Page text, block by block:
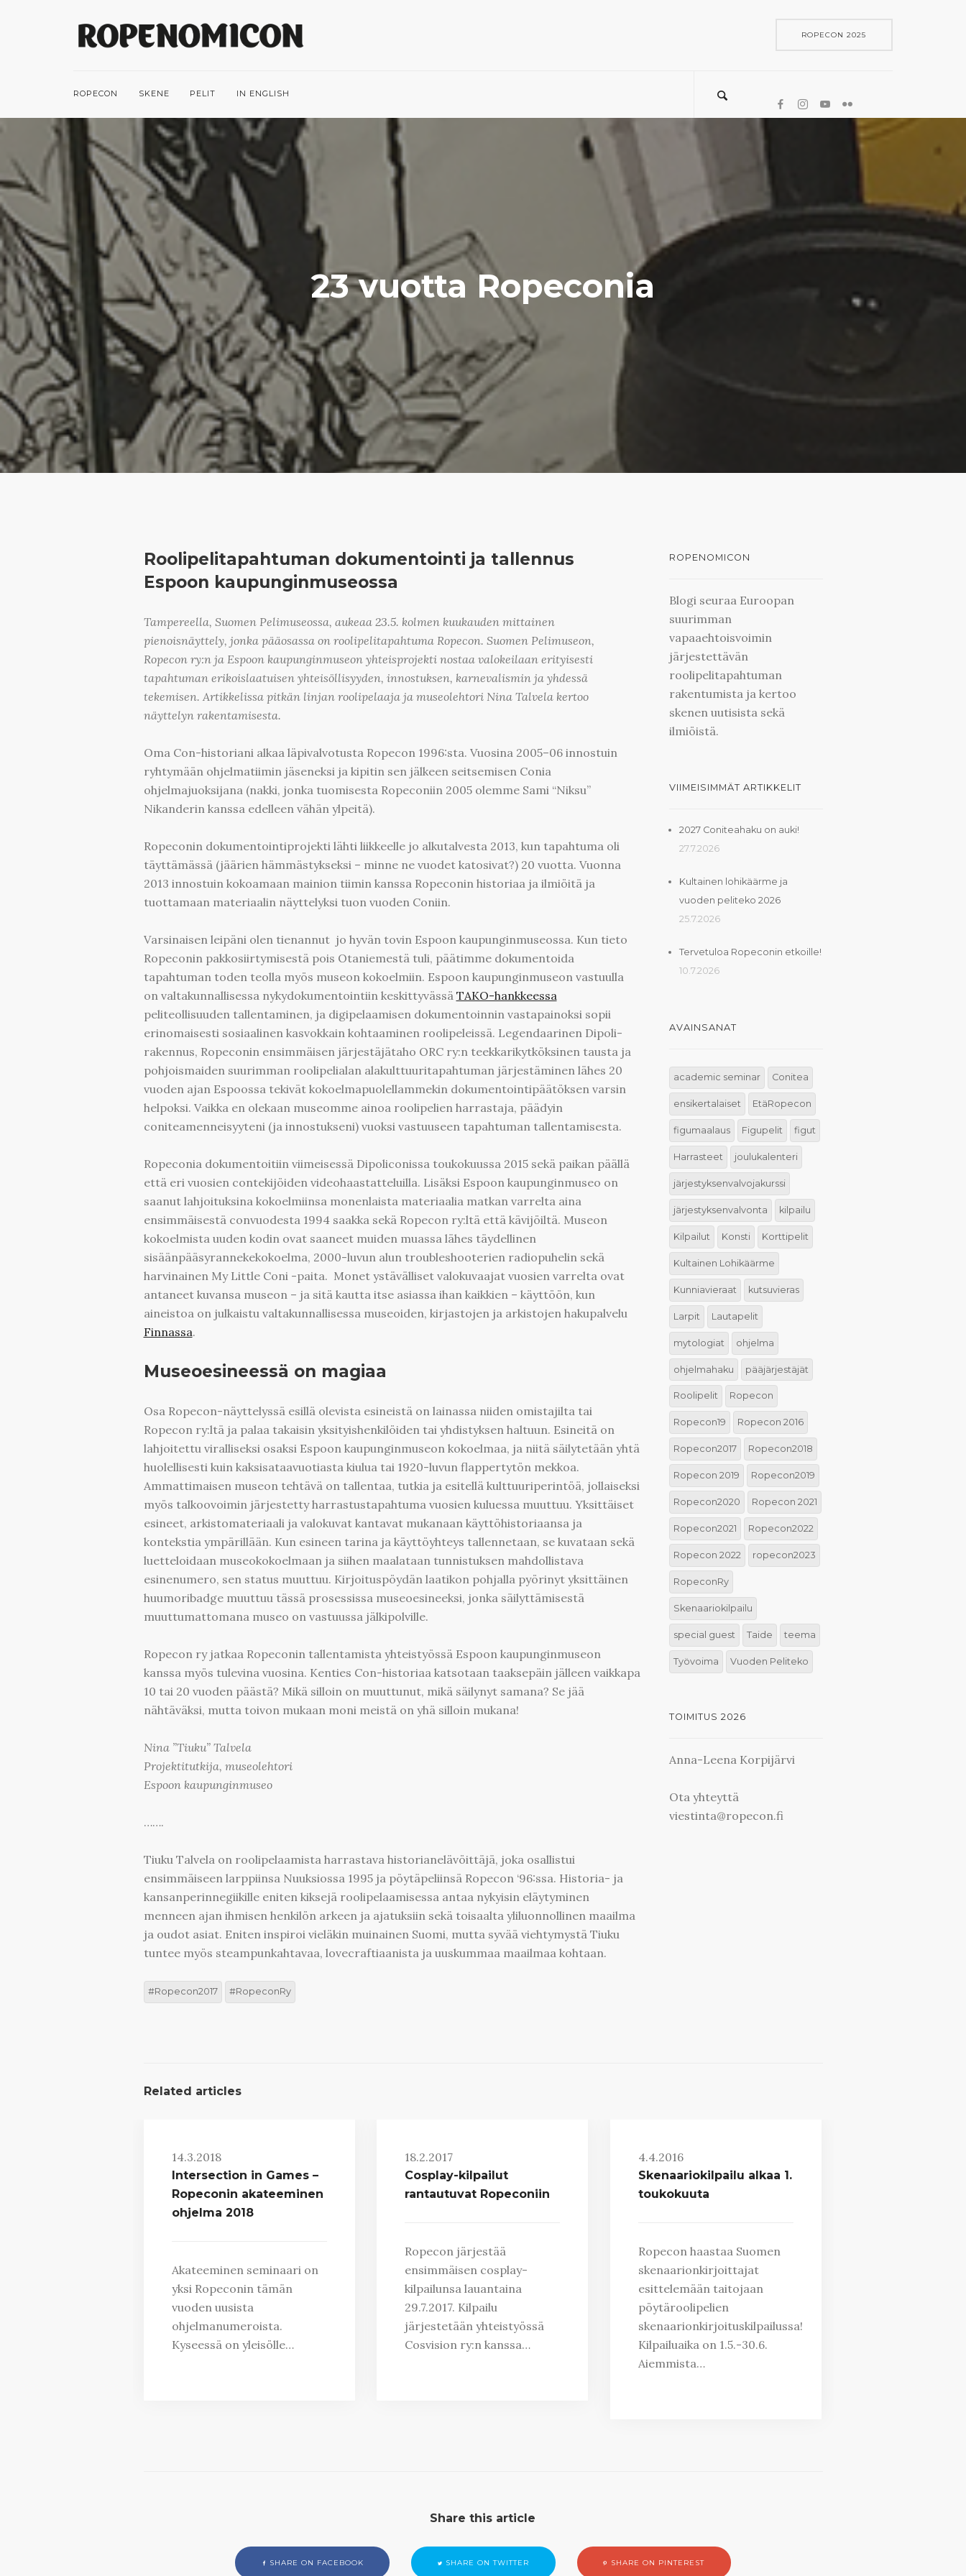
ROPECON 2025
ROPECON SKENE PELIT IN ENGLISH
23 vuotta Ropeconia
Roolipelitapahtuman dokumentointi ja tallennus
Espoon kaupunginmuseossa
Tampereella, Suomen Pelimuseossa, aukeaa 23.5. kolmen kuukauden mittainen
pienoisnäyttely, jonka pääosassa on roolipelitapahtuma Ropecon. Suomen Pelimuseon,
Ropecon ry:n ja Espoon kaupunginmuseon yhteisprojekti nostaa valokeilaan erityisesti
tapahtuman erikoislaatuisen yhteisöllisyyden, innostuksen, karnevalismin ja yhdessä
tekemisen. Artikkelissa pitkän linjan roolipelaaja ja museolehtori Nina Talvela kertoo
näyttelyn rakentamisesta.
Oma Con-historiani alkaa läpivalvotusta Ropecon 1996:sta. Vuosina 2005–06 innostuin
ryhtymään ohjelmatiimin jäseneksi ja kipitin sen jälkeen seitsemisen Conia
ohjelmajuoksijana (nakki, jonka tuomisesta Ropeconiin 2005 olemme Sami “Niksu”
Nikanderin kanssa edelleen vähän ylpeitä).
Ropeconin dokumentointiprojekti lähti liikkeelle jo alkutalvesta 2013, kun tapahtuma oli
täyttämässä (jäärien hämmästykseksi – minne ne vuodet katosivat?) 20 vuotta. Vuonna
2013 innostuin kokoamaan mainion tiimin kanssa Ropeconin historiaa ja ilmiöitä ja
tuottamaan materiaalin näyttelyksi tuon vuoden Coniin.
Varsinaisen leipäni olen tienannut jo hyvän tovin Espoon kaupunginmuseossa. Kun tieto
Ropeconin pakkosiirtymisestä pois Otaniemestä tuli, päätimme dokumentoida
tapahtuman toden teolla myös museon kokoelmiin. Espoon kaupunginmuseon vastuulla
on valtakunnallisessa nykydokumentointiin keskittyvässä TAKO-hankkeessa
peliteollisuuden tallentaminen, ja digipelaamisen dokumentoinnin vastapainoksi sopii
erinomaisesti sosiaalinen kasvokkain kohtaaminen roolipeleissä. Legendaarinen Dipoli-
rakennus, Ropeconin ensimmäisen järjestäjätaho ORC ry:n teekkarikytköksinen tausta ja
pohjoismaiden suurimman roolipelialan alakulttuuritapahtuman järjestäminen lähes 20
vuoden ajan Espoossa tekivät kokoelmapuolellammekin dokumentointipäätöksen varsin
helpoksi. Vaikka en olekaan museomme ainoa roolipelien harrastaja, päädyin
coniteamenneisyyteni (ja innostukseni) vuoksi vastuuseen tapahtuman tallentamisesta.
Ropeconia dokumentoitiin viimeisessä Dipoliconissa toukokuussa 2015 sekä paikan päällä
että eri vuosien contekijöiden videohaastatteluilla. Lisäksi Espoon kaupunginmuseo on
saanut lahjoituksina kokoelmiinsa monenlaista materiaalia matkan varrelta aina
ensimmäisestä convuodesta 1994 saakka sekä Ropecon ry:ltä että kävijöiltä. Museon
kokoelmista uuden kodin ovat saaneet muiden muassa lähes täydellinen
sisäänpääsyrannekekokoelma, 2000-luvun alun troubleshooterien radiopuhelin sekä
harvinainen My Little Coni -paita. Monet ystävälliset valokuvaajat vuosien varrelta ovat
antaneet kuvansa museon – ja sitä kautta itse asiassa ihan kaikkien – käyttöön, kun
aineistoa on julkaistu valtakunnallisessa museoiden, kirjastojen ja arkistojen hakupalvelu
Finnassa.
Museoesineessä on magiaa
Osa Ropecon-näyttelyssä esillä olevista esineistä on lainassa niiden omistajilta tai
Ropecon ry:ltä ja palaa takaisin yksityishenkilöiden tai yhdistyksen haltuun. Esineitä on
lahjoitettu viralliseksi osaksi Espoon kaupunginmuseon kokoelmaa, ja niitä säilytetään yhtä
huolellisesti kuin kaksisataavuotiasta kiulua tai 1920-luvun flappertytön mekkoa.
Ammattimaisen museon tehtävä on tallentaa, tutkia ja esitellä kulttuuriperintöä, jollaiseksi
myös talkoovoimin järjestetty harrastustapahtuma vuosien kuluessa muuttuu. Yksittäiset
esineet, arkistomateriaali ja valokuvat kantavat mukanaan käyttöhistoriaansa ja
kontekstia ympärillään. Kun esineen tarina ja käyttöyhteys tallennetaan, se kuvataan sekä
luetteloidaan museokokoelmaan ja siihen maalataan tunnistuksen mahdollistava
esinenumero, sen status muuttuu. Kirjoituspöydän laatikon pohjalla pyörinyt yksittäinen
huumoribadge muuttuu tässä prosessissa museoesineeksi, jonka säilyttämisestä
muuttumattomana museo on vastuussa jälkipolville.
Ropecon ry jatkaa Ropeconin tallentamista yhteistyössä Espoon kaupunginmuseon
kanssa myös tulevina vuosina. Kenties Con-historiaa katsotaan taaksepäin jälleen vaikkapa
10 tai 20 vuoden päästä? Mikä silloin on muuttunut, mikä säilynyt samana? Se jää
nähtäväksi, mutta toivon mukaan moni meistä on yhä silloin mukana!
Nina ”Tiuku” Talvela
Projektitutkija, museolehtori
Espoon kaupunginmuseo
…….
Tiuku Talvela on roolipelaamista harrastava historianelävöittäjä, joka osallistui
ensimmäiseen larppiinsa Nuuksiossa 1995 ja pöytäpeliinsä Ropecon ‘96:ssa. Historia- ja
kansanperinnegiikille eniten kiksejä roolipelaamisessa antaa nykyisin eläytyminen
menneen ajan ihmisen henkilön arkeen ja ajatuksiin sekä toisaalta yliluonnollinen maailma
ja oudot asiat. Eniten inspiroi vieläkin muinainen Suomi, mutta syvää viehtymystä Tiuku
tuntee myös steampunkahtavaa, lovecraftiaanista ja uuskummaa maailmaa kohtaan.
Ropecon2017 RopeconRy
ROPENOMICON
Blogi seuraa Euroopan
suurimman
vapaaehtoisvoimin
järjestettävän
roolipelitapahtuman
rakentumista ja kertoo
skenen uutisista sekä
ilmiöistä.
VIIMEISIMMÄT ARTIKKELIT
2027 Coniteahaku on auki!
27.7.2026
Kultainen lohikäärme ja
vuoden peliteko 2026
25.7.2026
Tervetuloa Ropeconin etkoille!
10.7.2026
AVAINSANAT
academic seminar Conitea
ensikertalaiset EtäRopecon
figumaalaus Figupelit figut
Harrasteet joulukalenteri
järjestyksenvalvojakurssi
järjestyksenvalvonta kilpailu
Kilpailut Konsti Korttipelit
Kultainen Lohikäärme
Kunniavieraat kutsuvieras
Larpit Lautapelit
mytologiat ohjelma
ohjelmahaku pääjärjestäjät
Roolipelit Ropecon
Ropecon19 Ropecon 2016
Ropecon2017 Ropecon2018
Ropecon 2019 Ropecon2019
Ropecon2020 Ropecon 2021
Ropecon2021 Ropecon2022
Ropecon 2022 ropecon2023
RopeconRy
Skenaariokilpailu
special guest Taide teema
Työvoima Vuoden Peliteko
TOIMITUS 2026
Anna-Leena Korpijärvi
Ota yhteyttä
viestinta@ropecon.fi
Related articles
14.3.2018
Intersection in Games –
Ropeconin akateeminen
ohjelma 2018
Akateeminen seminaari on
yksi Ropeconin tämän
vuoden uusista
ohjelmanumeroista.
Kyseessä on yleisölle…
18.2.2017
Cosplay-kilpailut
rantautuvat Ropeconiin
Ropecon järjestää
ensimmäisen cosplay-
kilpailunsa lauantaina
29.7.2017. Kilpailu
järjestetään yhteistyössä
Cosvision ry:n kanssa…
4.4.2016
Skenaariokilpailu alkaa 1.
toukokuuta
Ropecon haastaa Suomen
skenaarionkirjoittajat
esittelemään taitojaan
pöytäroolipelien
skenaarionkirjoituskilpailussa!
Kilpailuaika on 1.5.-30.6.
Aiemmista…
Share this article
SHARE ON FACEBOOK SHARE ON TWITTER SHARE ON PINTEREST